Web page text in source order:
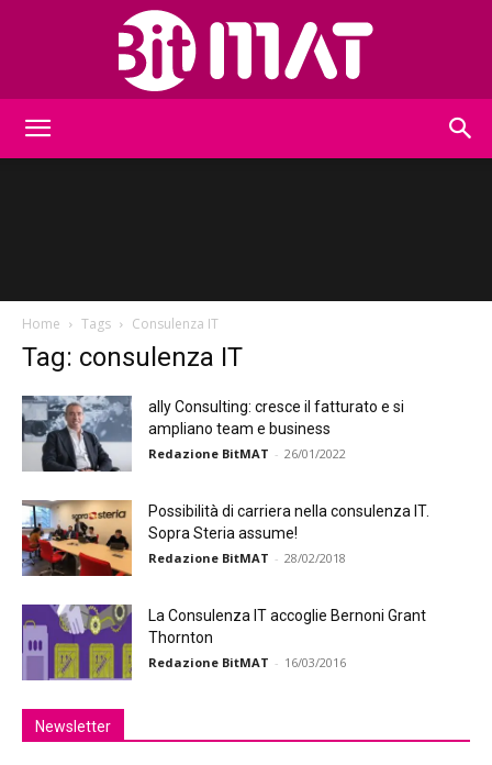
Home Tags Consulenza IT
Tag: consulenza IT
ally Consulting: cresce il fatturato e si
ampliano team e business
Redazione BitMAT - 26/01/2022
Possibilità di carriera nella consulenza IT.
Sopra Steria assume!
Redazione BitMAT - 28/02/2018
La Consulenza IT accoglie Bernoni Grant
Thornton
Redazione BitMAT - 16/03/2016
Newsletter